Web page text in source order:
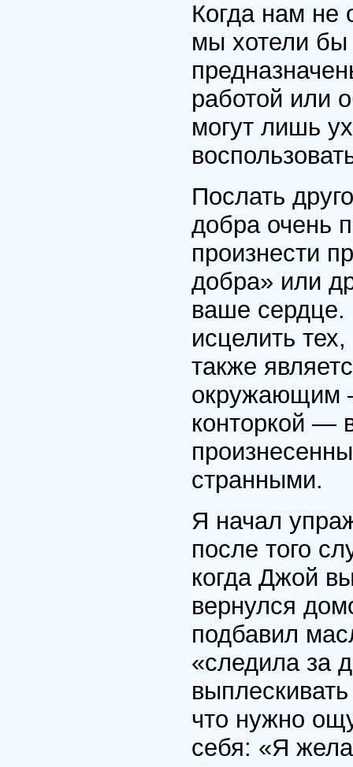
Когда нам не
мы хотели бы
работой или
могут лишь
Послать
добра очень
произнести
добра» или
ваше
исцелить
также
окружающим
конторкой —
странными.
Я начал
после того
когда Джой
вернулся
подбавил
«следила за
что нужно
себя: «Я